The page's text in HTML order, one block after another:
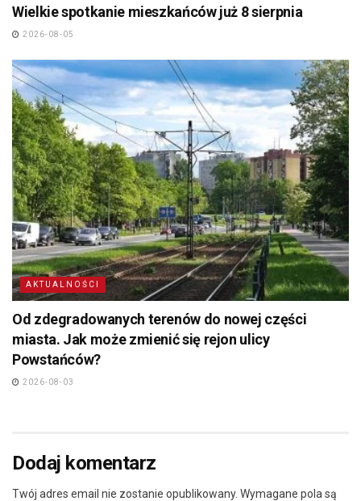
Wielkie spotkanie mieszkańców już 8 sierpnia
2026-08-05
AKTUALNOŚCI
Od zdegradowanych terenów do nowej części
miasta. Jak może zmienić się rejon ulicy
Powstańców?
2026-08-03
Dodaj komentarz
Twój adres email nie zostanie opublikowany. Wymagane pola są